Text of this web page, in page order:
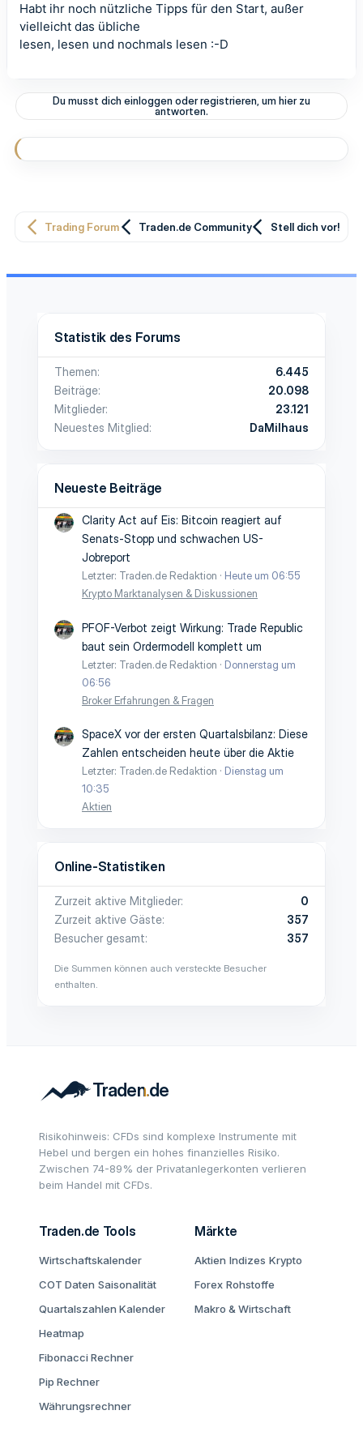
Habt ihr noch nützliche Tipps für den Start, außer
vielleicht das übliche
lesen, lesen und nochmals lesen :-D
Du musst dich einloggen oder registrieren, um hier zu
antworten.
Trading Forum Traden.de Community Stell dich vor!
Statistik des Forums
Themen
6.445
Beiträge
20.098
Mitglieder
23.121
Neuestes Mitglied
DaMilhaus
Neueste Beiträge
Clarity Act auf Eis: Bitcoin reagiert auf
Senats-Stopp und schwachen US-
Jobreport
Letzter: Traden.de Redaktion
Heute um 06:55
Krypto Marktanalysen & Diskussionen
PFOF-Verbot zeigt Wirkung: Trade Republic
baut sein Ordermodell komplett um
Letzter: Traden.de Redaktion
Donnerstag um
06:56
Broker Erfahrungen & Fragen
SpaceX vor der ersten Quartalsbilanz: Diese
Zahlen entscheiden heute über die Aktie
Letzter: Traden.de Redaktion
Dienstag um
10:35
Aktien
Online-Statistiken
Zurzeit aktive Mitglieder
0
Zurzeit aktive Gäste
357
Besucher gesamt
357
Die Summen können auch versteckte Besucher
enthalten.
Risikohinweis: CFDs sind komplexe Instrumente mit
Hebel und bergen ein hohes finanzielles Risiko.
Zwischen 74-89% der Privatanlegerkonten verlieren
beim Handel mit CFDs.
Traden.de Tools
Wirtschaftskalender
COT Daten Saisonalität
Quartalszahlen Kalender
Heatmap
Fibonacci Rechner
Pip Rechner
Währungsrechner
Märkte
Aktien Indizes Krypto
Forex Rohstoffe
Makro & Wirtschaft